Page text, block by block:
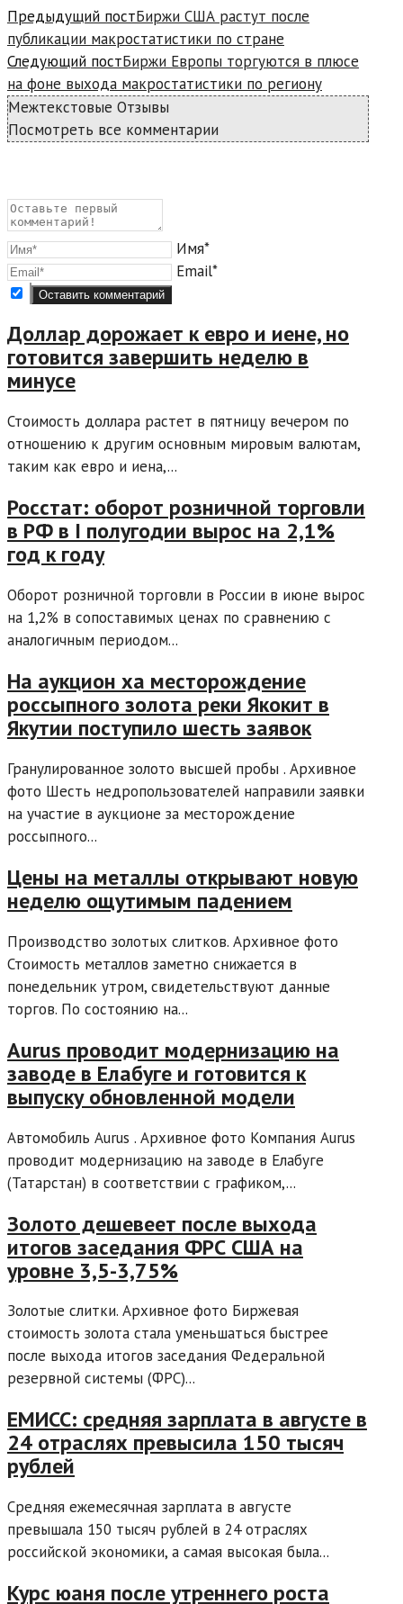
Предыдущий постБиржи США растут после
публикации макростатистики по стране
Следующий постБиржи Европы торгуются в плюсе
на фоне выхода макростатистики по региону
Межтекстовые Отзывы
Посмотреть все комментарии
Имя*
Email*
Доллар дорожает к евро и иене, но
готовится завершить неделю в
минусе
Стоимость доллара растет в пятницу вечером по
отношению к другим основным мировым валютам,
таким как евро и иена,...
Росстат: оборот розничной торговли
в РФ в I полугодии вырос на 2,1%
год к году
Оборот розничной торговли в России в июне вырос
на 1,2% в сопоставимых ценах по сравнению с
аналогичным периодом...
На аукцион ха месторождение
россыпного золота реки Якокит в
Якутии поступило шесть заявок
Гранулированное золото высшей пробы . Архивное
фото Шесть недропользователей направили заявки
на участие в аукционе за месторождение
россыпного...
Цены на металлы открывают новую
неделю ощутимым падением
Производство золотых слитков. Архивное фото
Стоимость металлов заметно снижается в
понедельник утром, свидетельствуют данные
торгов. По состоянию на...
Aurus проводит модернизацию на
заводе в Елабуге и готовится к
выпуску обновленной модели
Автомобиль Aurus . Архивное фото Компания Aurus
проводит модернизацию на заводе в Елабуге
(Татарстан) в соответствии с графиком,...
Золото дешевеет после выхода
итогов заседания ФРС США на
уровне 3,5-3,75%
Золотые слитки. Архивное фото Биржевая
стоимость золота стала уменьшаться быстрее
после выхода итогов заседания Федеральной
резервной системы (ФРС)...
ЕМИСС: средняя зарплата в августе в
24 отраслях превысила 150 тысяч
рублей
Средняя ежемесячная зарплата в августе
превышала 150 тысяч рублей в 24 отраслях
российской экономики, а самая высокая была...
Курс юаня после утреннего роста